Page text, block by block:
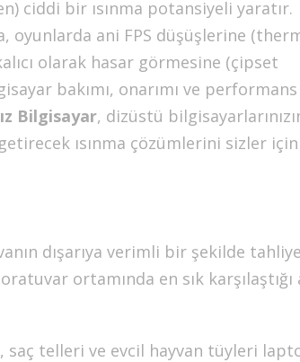
ciddi bir ısınma potansiyeli yaratır.
oyunlarda ani FPS düşüşlerine
olarak hasar görmesine (çipset
bakımı, onarımı ve performans
Bilgisayar, dizüstü
ısınma çözümlerini sizler için
dışarıya verimli bir şekilde tahliye
ortamında en sık karşılaştığı
telleri ve evcil hayvan tüyleri